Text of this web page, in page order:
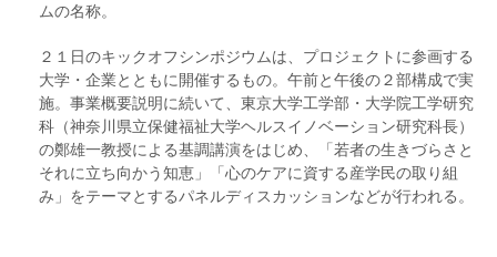
ムの名称。
２１日のキックオフシンポジウムは、プロジェクトに参画する
大学・企業とともに開催するもの。午前と午後の２部構成で実
施。事業概要説明に続いて、東京大学工学部・大学院工学研究
科（神奈川県立保健福祉大学ヘルスイノベーション研究科長）
の鄭雄一教授による基調講演をはじめ、「若者の生きづらさと
それに立ち向かう知恵」「心のケアに資する産学民の取り組
み」をテーマとするパネルディスカッションなどが行われる。